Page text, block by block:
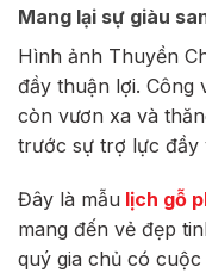
Mang lại sự giàu
Hình ảnh Thuyền
đầy thuận lợi. Công
còn vươn xa và
trước sự trợ lực đầy
Đây là mẫu lịch gỗ
mang đến vẻ đẹp
quý gia chủ có